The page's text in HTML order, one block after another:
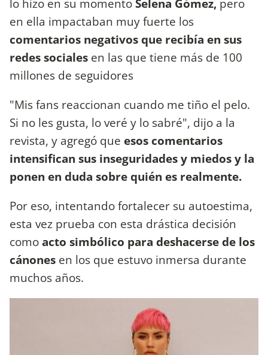
en ella impactaban muy fuerte los
comentarios negativos que recibía en sus
redes sociales en las que tiene más de 100
millones de seguidores
"Mis fans reaccionan cuando me tiño el pelo.
Si no les gusta, lo veré y lo sabré", dijo a la
revista, y agregó que esos comentarios
intensifican sus inseguridades y miedos y la
ponen en duda sobre quién es realmente.
Por eso, intentando fortalecer su autoestima,
esta vez prueba con esta drástica decisión
comoacto simbólico para deshacerse de los
cánones en los que estuvo inmersa durante
muchos años.